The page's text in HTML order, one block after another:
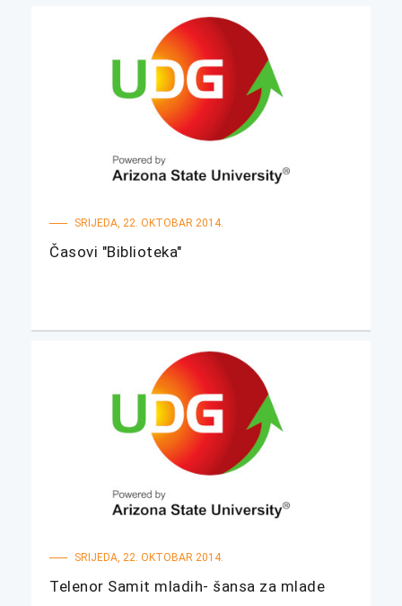
SRIJEDA, 22. OKTOBAR 2014.
Časovi "Biblioteka"
SRIJEDA, 22. OKTOBAR 2014.
Telenor Samit mladih- šansa za mlade